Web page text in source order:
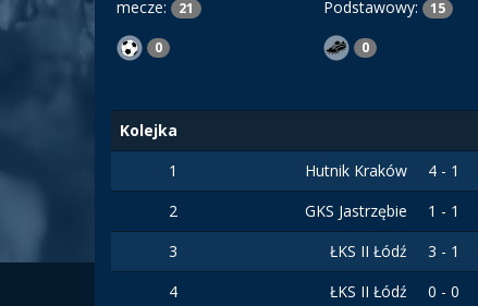
mecze: 21 Podstawowy: 15
0 0
Kolejka
1
Hutnik Kraków 4 - 1
2
GKS Jastrzębie 1 - 1
3 ŁKS II Łódź 3 - 1
4 ŁKS II Łódź 0 - 0